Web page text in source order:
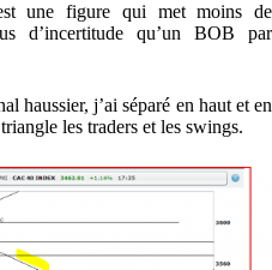
une figure qui met moins de
d’incertitude qu’un BOB par
haussier, j’ai séparé en haut et en
les traders et les swings.